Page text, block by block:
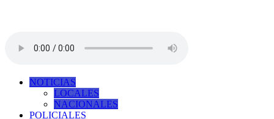
NOTICIAS
LOCALES
NACIONALES
POLICIALES